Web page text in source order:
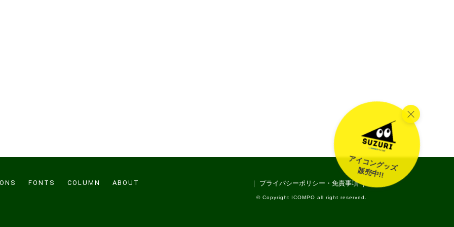
アイコングッズ
販売中!!
FONTS COLUMN ABOUT ｜ プライバシーポリシー・免責事項 ｜
© Copyright ICOMPO all right reserved.